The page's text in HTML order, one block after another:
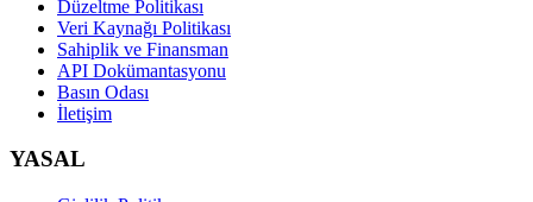
Düzeltme Politikası
Veri Kaynağı Politikası
Sahiplik ve Finansman
API Dokümantasyonu
Basın Odası
İletişim
YASAL